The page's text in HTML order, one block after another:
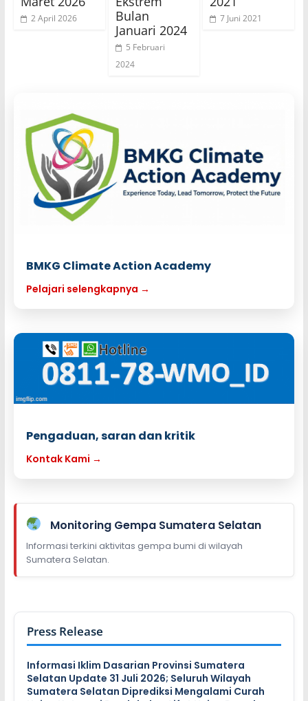
2 April 2026
Bulan
Januari 2024
5 Februari
2024
7 Juni 2021
BMKG Climate Action Academy
Pelajari selengkapnya →
Pengaduan, saran dan kritik
Kontak Kami →
Monitoring Gempa Sumatera Selatan
Informasi terkini aktivitas gempa bumi di wilayah
Sumatera Selatan.
Press Release
Informasi Iklim Dasarian Provinsi Sumatera
Selatan Update 31 Juli 2026; Seluruh Wilayah
Sumatera Selatan Diprediksi Mengalami Curah